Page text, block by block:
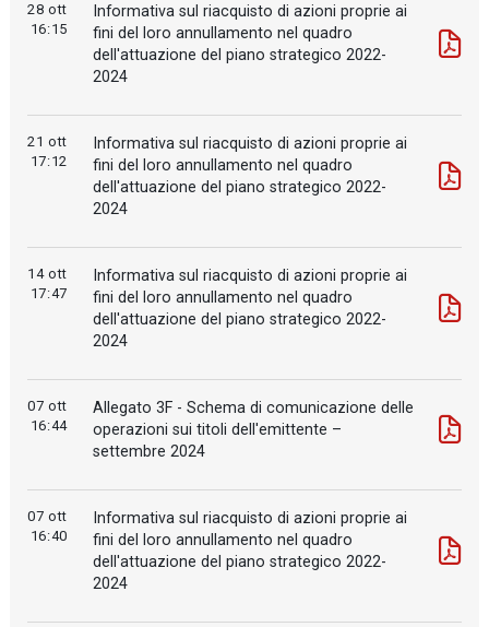
28 ott
16:15
Informativa sul riacquisto di azioni proprie ai
fini del loro annullamento nel quadro
dell'attuazione del piano strategico 2022-
2024
21 ott
17:12
Informativa sul riacquisto di azioni proprie ai
fini del loro annullamento nel quadro
dell'attuazione del piano strategico 2022-
2024
14 ott
17:47
Informativa sul riacquisto di azioni proprie ai
fini del loro annullamento nel quadro
dell'attuazione del piano strategico 2022-
2024
07 ott
16:44
Allegato 3F - Schema di comunicazione delle
operazioni sui titoli dell'emittente –
settembre 2024
07 ott
16:40
Informativa sul riacquisto di azioni proprie ai
fini del loro annullamento nel quadro
dell'attuazione del piano strategico 2022-
2024